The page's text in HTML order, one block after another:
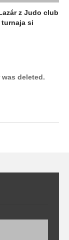
z Judo club
turnaja si
deleted.